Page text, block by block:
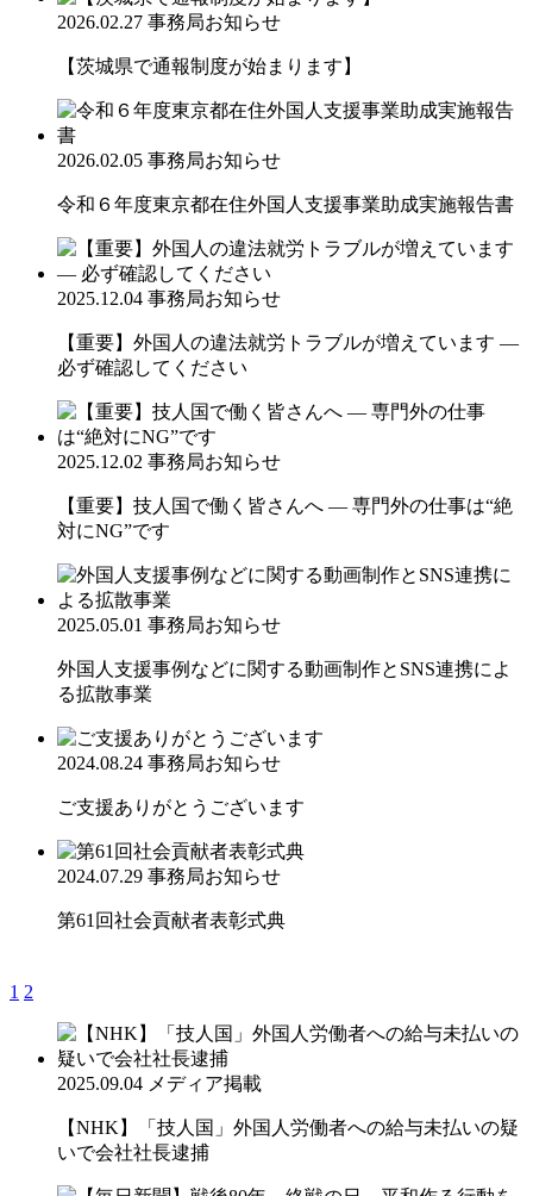
2026.02.27 事務局お知らせ
【茨城県で通報制度が始まります】
2026.02.05 事務局お知らせ
令和６年度東京都在住外国人支援事業助成実施報告書
2025.12.04 事務局お知らせ
【重要】外国人の違法就労トラブルが増えています ―
必ず確認してください
2025.12.02 事務局お知らせ
【重要】技人国で働く皆さんへ ― 専門外の仕事は“絶
対にNG”です
2025.05.01 事務局お知らせ
外国人支援事例などに関する動画制作とSNS連携によ
る拡散事業
2024.08.24 事務局お知らせ
ご支援ありがとうございます
2024.07.29 事務局お知らせ
第61回社会貢献者表彰式典
1 2
2025.09.04 メディア掲載
【NHK】「技人国」外国人労働者への給与未払いの疑
いで会社社長逮捕